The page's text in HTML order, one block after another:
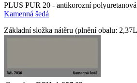
PLUS PUR 20 - antikorozní
Kamenná šedá
Základní složka nátěru (plnění obalu: